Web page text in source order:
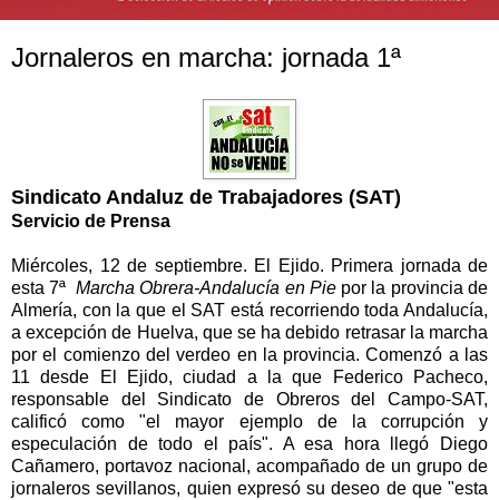
Jornaleros en marcha: jornada 1ª
Sindicato Andaluz de Trabajadores (SAT)
Servicio de Prensa
Miércoles, 12 de septiembre. El Ejido. Primera jornada de
esta 7ª Marcha Obrera-Andalucía en Piepor la provincia de
Almería, con la que el SAT está recorriendo toda Andalucía,
a excepción de Huelva, que se ha debido retrasar la marcha
por el comienzo del verdeo en la provincia. Comenzó a las
11 desde El Ejido, ciudad a la que Federico Pacheco,
responsable del Sindicato de Obreros del Campo-SAT,
calificó como "el mayor ejemplo de la corrupción y
especulación de todo el país". A esa hora llegó Diego
Cañamero, portavoz nacional, acompañado de un grupo de
jornaleros sevillanos, quien expresó su deseo de que "esta